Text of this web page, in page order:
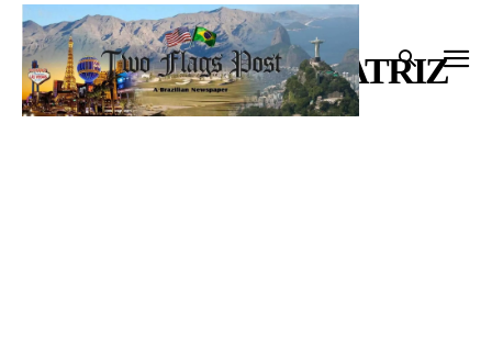
Início Tags Caldas da Imperatriz
CALDAS DA IMPERATRIZ